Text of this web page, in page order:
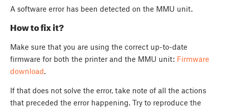
A software error has been detected on the MMU unit.
How to fix it?
Make sure that you are using the correct up-to-date
firmware for both the printer and the MMU unit: Firmware
download.
If that does not solve the error, take note of all the actions
that preceded the error happening. Try to reproduce the